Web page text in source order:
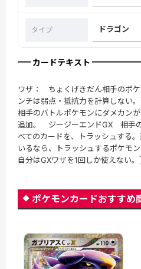
タイプ ドラゴン
カードテキスト
ワザ： ちょくげきだん相手のポ
ンチは弱点・抵抗力を計算しな
相手のバトルポケモンにダメカン
追加。 ジージーエンドGX 相手
べてのカードを、トラッシュする
いるなら、トラッシュするポケモ
自分はGXワザを1回しか使えない。
ポケモンカードおすすめ